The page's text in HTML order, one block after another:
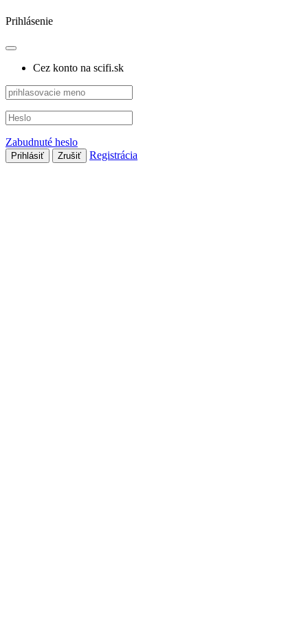
Prihlásenie
Cez konto na scifi.sk
Zabudnuté heslo
Prihlásiť Zrušiť Registrácia